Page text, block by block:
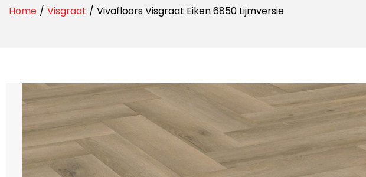
Home / Visgraat / Vivafloors Visgraat Eiken 6850 Lijmversie